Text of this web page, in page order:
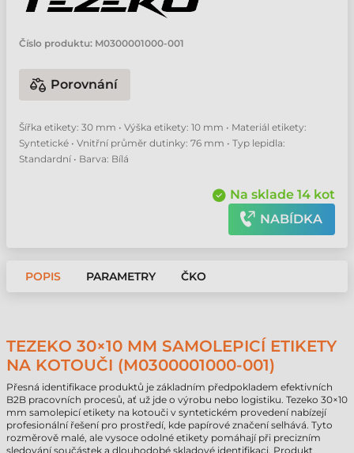
Číslo produktu: M0300001000-001
Porovnání
Šířka etikety: 30 mm • Výška etikety: 10 mm • Materiál etikety:
Syntetické • Vnitřní průměr dutinky: 76 mm • Typ lepidla:
Standardní • Barva: Bílá
Na sklade 14 kot
NABÍDKA
POPIS PARAMETRY ČKO
TEZEKO 30×10 MM SAMOLEPICÍ ETIKETY
NA KOTOUČI (M0300001000-001)
Přesná identifikace produktů je základním předpokladem efektivních
B2B pracovních procesů, ať už jde o výrobu nebo logistiku. Tezeko 30×10
mm samolepicí etikety na kotouči v syntetickém provedení nabízejí
profesionální řešení pro prostředí, kde papírové značení selhává. Tyto
rozměrově malé, ale vysoce odolné etikety pomáhají při precizním
sledování součástek a dlouhodobé skladové identifikaci. Produkt